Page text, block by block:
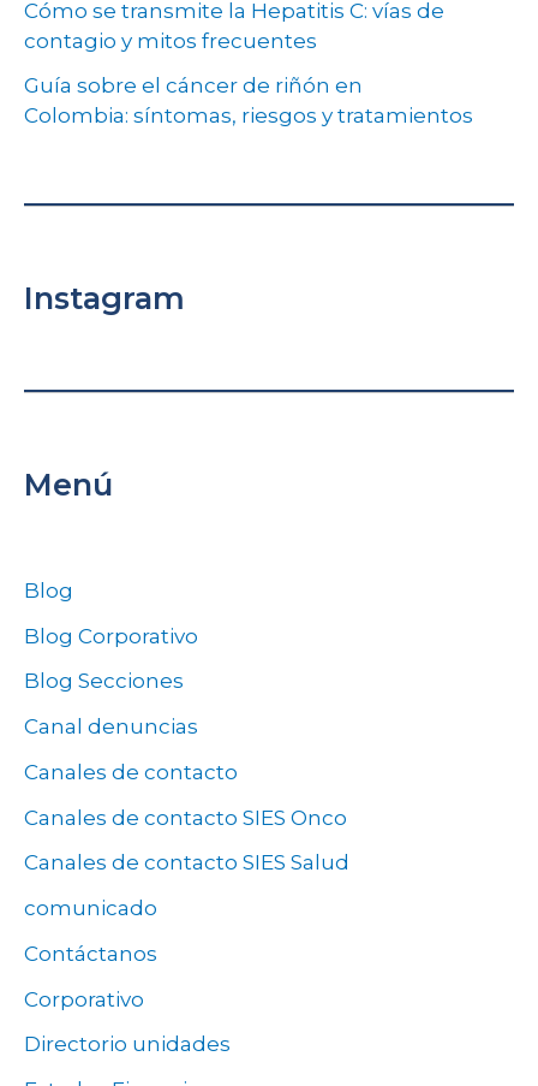
Cómo se transmite la Hepatitis C: vías de
contagio y mitos frecuentes
Guía sobre el cáncer de riñón en
Colombia: síntomas, riesgos y tratamientos
Instagram
Menú
Blog
Blog Corporativo
Blog Secciones
Canal denuncias
Canales de contacto
Canales de contacto SIES Onco
Canales de contacto SIES Salud
comunicado
Contáctanos
Corporativo
Directorio unidades